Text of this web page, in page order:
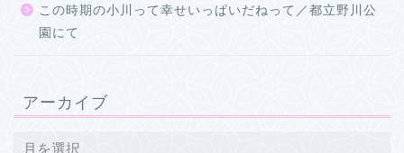
この時期の小川って幸せいっぱいだねって／都立野川公
園にて
アーカイブ